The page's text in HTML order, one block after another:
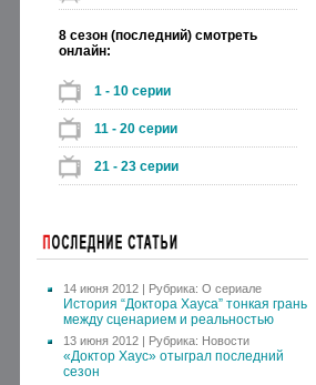
8 сезон (последний) смотреть
онлайн:
1 - 10 серии
11 - 20 серии
21 - 23 серии
14 июня 2012 | Рубрика: О сериале
История “Доктора Хауса” тонкая грань
между сценарием и реальностью
13 июня 2012 | Рубрика: Новости
«Доктор Хаус» отыграл последний
сезон